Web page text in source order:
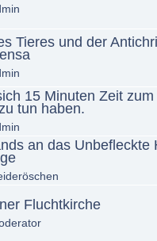
Tieres und der
15 Minuten Zeit
tun haben.
an das Unbefleckte
Fluchtkirche